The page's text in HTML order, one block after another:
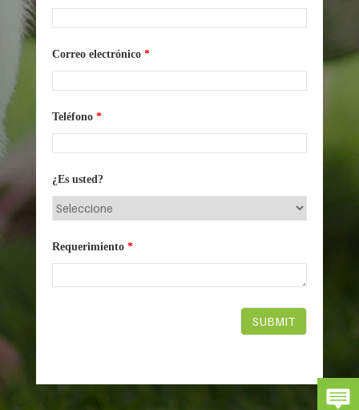
Correo electrónico *
Teléfono *
¿Es usted?
Requerimiento *